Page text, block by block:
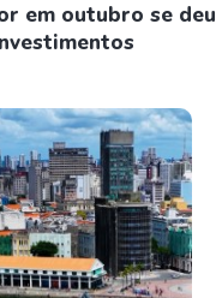
em outubro se deu